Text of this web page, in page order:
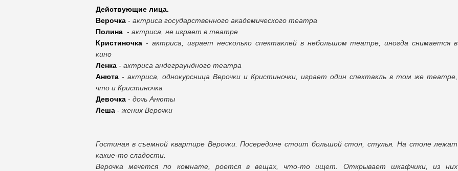
Действующие лица.
Верочка - актриса государственного академического театра
Полина - актриса, не играет в театре
Кристиночка - актриса, играет несколько спектаклей в небольшом театре, иногда снимается в
кино
Ленка - актриса андеграундного театра
Анюта- актриса, однокурсница Верочки и Кристиночки, играет один спектакль в том же театре,
что и Кристиночка
Девочка - дочь Анюты
Леша - жених Верочки
Гостиная в съемной квартире Верочки. Посередине стоит большой стол, стулья. На столе лежат
какие-то сладости.
Верочка мечется по комнате, роется в вещах, что-то ищет. Открывает шкафчики, из них